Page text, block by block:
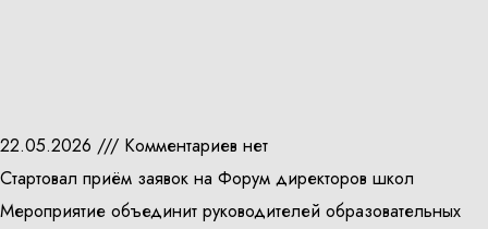
22.05.2026
Комментариев нет
Стартовал приём заявок на Форум директоров школ
Мероприятие объединит руководителей образовательных